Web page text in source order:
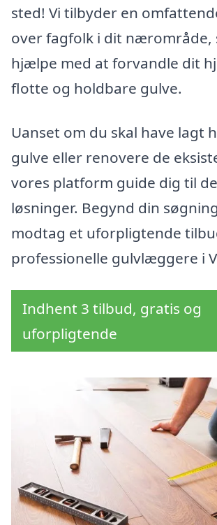
sted! Vi tilbyder en
over fagfolk i dit nærområde,
hjælpe med at forvandle dit
flotte og holdbare gulve.
Uanset om du skal have lagt
gulve eller renovere de
vores platform guide dig til
løsninger. Begynd din
modtag et uforpligtende
professionelle gulvlæggere i
Indhent 3 tilbud, gratis og
uforpligtende